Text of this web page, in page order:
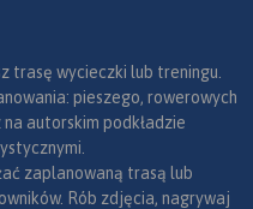
trasę wycieczki lub treningu.
pieszego, rowerowych
autorskim podkładzie
zaplanowaną trasą lub
Rób zdjęcia, nagrywaj